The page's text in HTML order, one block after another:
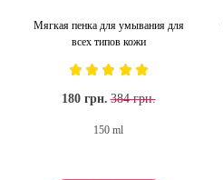
Мягкая пенка для умывания для
всех типов кожи
180 грн. 384 грн.
150 ml